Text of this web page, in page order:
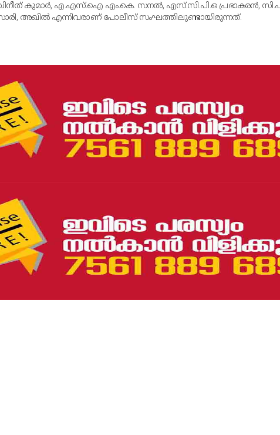
കുമാര്‍, എ.എസ്.ഐ എം.കെ. സനല്‍, എസ്.സി.പി.ഒ പ്രഭാകരന്‍,
അഖില്‍ എന്നിവരാണ് പോലീസ് സംഘത്തിലുണ്ടായിരുന്നത്.